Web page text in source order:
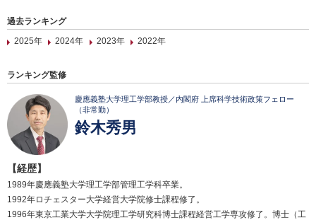
過去ランキング
2025年
2024年 2023年 2022年
ランキング監修
慶應義塾大学理工学部教授／内閣府 上席科学技術政策フェロー
（非常勤）
鈴木秀男
【経歴】
1989年慶應義塾大学理工学部管理工学科卒業。
1992年ロチェスター大学経営大学院修士課程修了。
1996年東京工業大学大学院理工学研究科博士課程経営工学専攻修了。博士（工